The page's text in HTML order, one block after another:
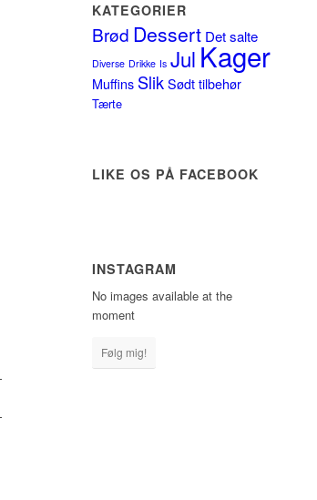
KATEGORIER
Brød Dessert Det salte
Diverse Drikke Is Jul Kager
Muffins Slik Sødt tilbehør
Tærte
LIKE OS PÅ FACEBOOK
INSTAGRAM
No images available at the
moment
Følg mig!